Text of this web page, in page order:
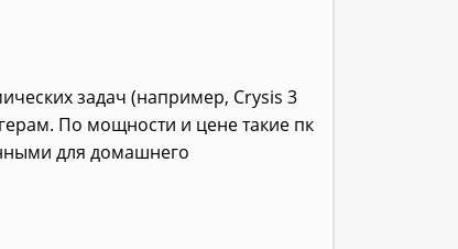
задач (например, Crysis 3
По мощности и цене такие пк
для домашнего